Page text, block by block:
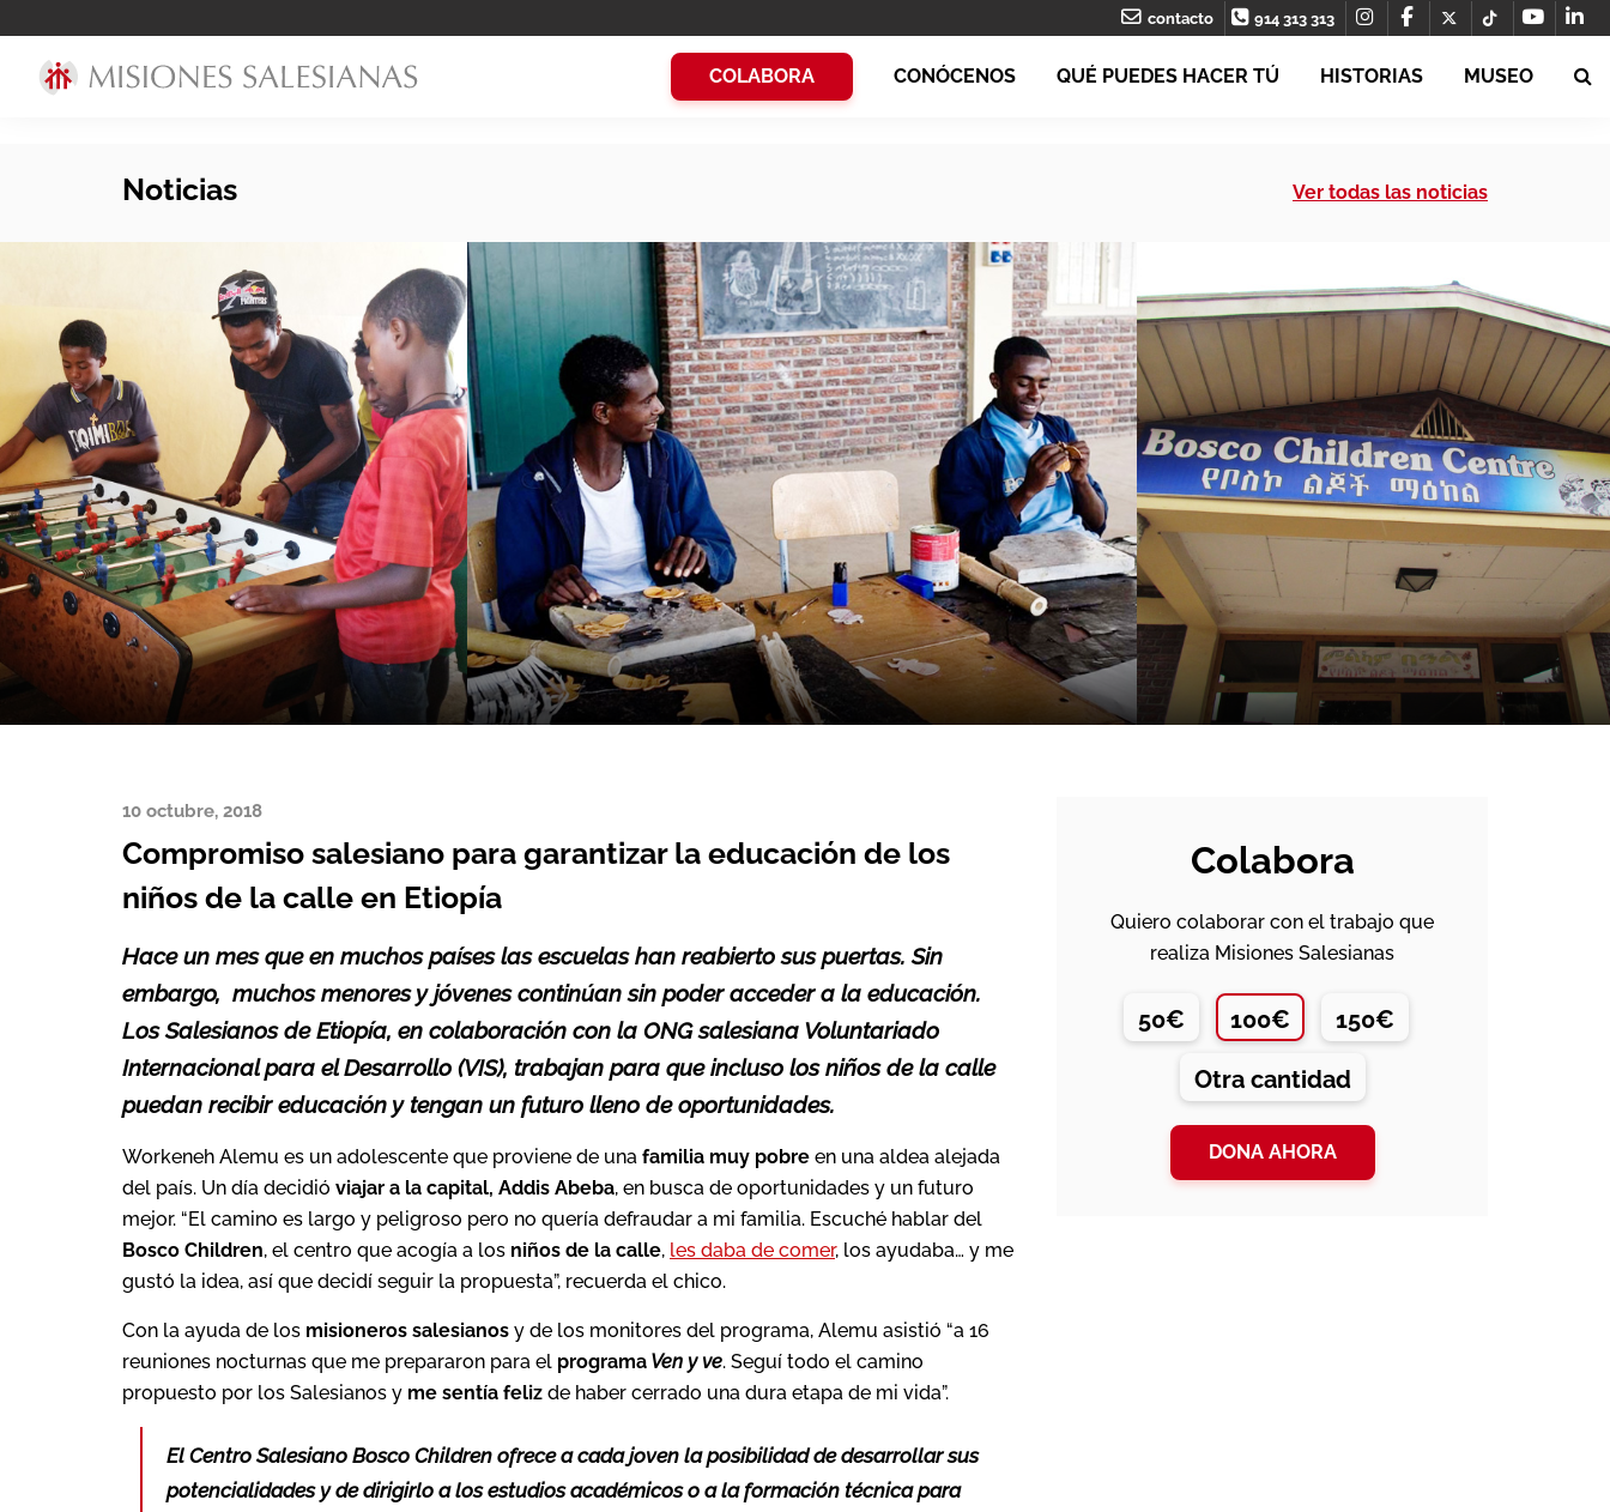
contacto 914 313 313
COLABORA CONÓCENOS QUÉ PUEDES HACER TÚ HISTORIAS MUSEO
Noticias Ver todas las noticias
10 octubre, 2018
Compromiso salesiano para garantizar la educación de los
niños de la calle en Etiopía
Hace un mes que en muchos países las escuelas han reabierto sus puertas. Sin
embargo, muchos menores y jóvenes continúan sin poder acceder a la educación.
Los Salesianos de Etiopía, en colaboración con la ONG salesiana Voluntariado
Internacional para el Desarrollo (VIS), trabajan para que incluso los niños de la calle
puedan recibir educación y tengan un futuro lleno de oportunidades.
Workeneh Alemu es un adolescente que proviene de una familia muy pobre en una aldea alejada
del país. Un día decidió viajar a la capital, Addis Abeba, en busca de oportunidades y un futuro
mejor. “El camino es largo y peligroso pero no quería defraudar a mi familia. Escuché hablar del
Bosco Children, el centro que acogía a los niños de la calle, les daba de comer, los ayudaba… y me
gustó la idea, así que decidí seguir la propuesta”, recuerda el chico.
Con la ayuda de los misioneros salesianos y de los monitores del programa, Alemu asistió “a 16
reuniones nocturnas que me prepararon para el programa Ven y ve. Seguí todo el camino
propuesto por los Salesianos y me sentía feliz de haber cerrado una dura etapa de mi vida”.
El Centro Salesiano Bosco Children ofrece a cada joven la posibilidad de desarrollar sus
potencialidades y de dirigirlo a los estudios académicos o a la formación técnica para
Colabora
Quiero colaborar con el trabajo que
realiza Misiones Salesianas
50€ 100€ 150€
Otra cantidad
DONA AHORA